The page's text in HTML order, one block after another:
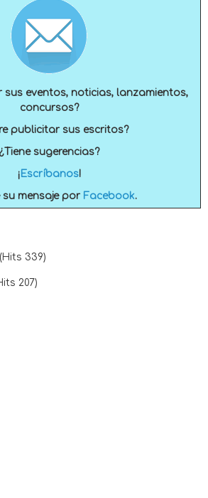
sus eventos, noticias, lanzamientos,
concursos?
publicitar sus escritos?
¿Tiene sugerencias?
¡ Escríbanos!
su mensaje por Facebook.
(Hits 339)
207)